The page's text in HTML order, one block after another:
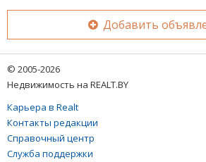
Добавить
© 2005-2026
Недвижимость на REALT.BY
Карьера в Realt
Контакты редакции
Справочный центр
Служба поддержки